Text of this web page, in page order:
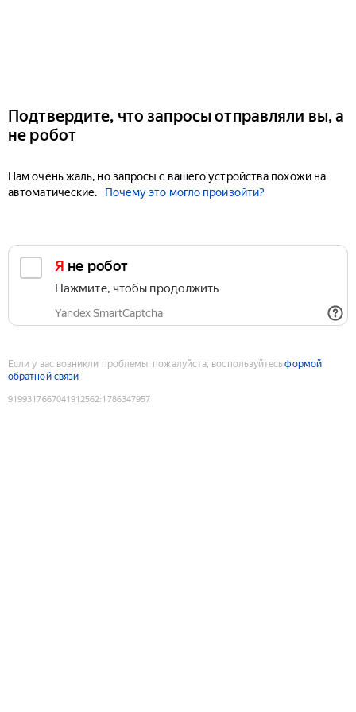
Подтвердите, что запросы отправляли вы, а
не робот
Нам очень жаль, но запросы с вашего устройства похожи на
автоматические.
Почему это могло произойти?
Я не робот
Нажмите, чтобы продолжить
Yandex SmartCaptcha
Если у вас возникли проблемы, пожалуйста, воспользуйтесьформой
обратной связи
9199317667041912562:1786347957